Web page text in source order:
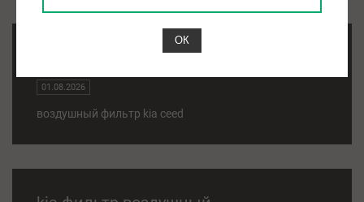
воздушный фильтр kia ceed
01.08.2026
воздушный фильтр kia ceed
ОК